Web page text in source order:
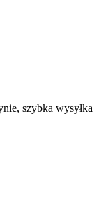
szybka wysyłka